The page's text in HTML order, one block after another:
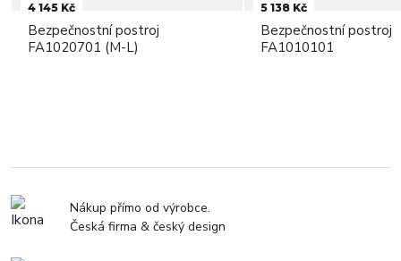
4 145 Kč
Bezpečnostní postroj
FA1020701 (M-L)
5 138 Kč
Bezpečnostní postroj
FA1010101
Nákup přímo od výrobce.
Česká firma & český design